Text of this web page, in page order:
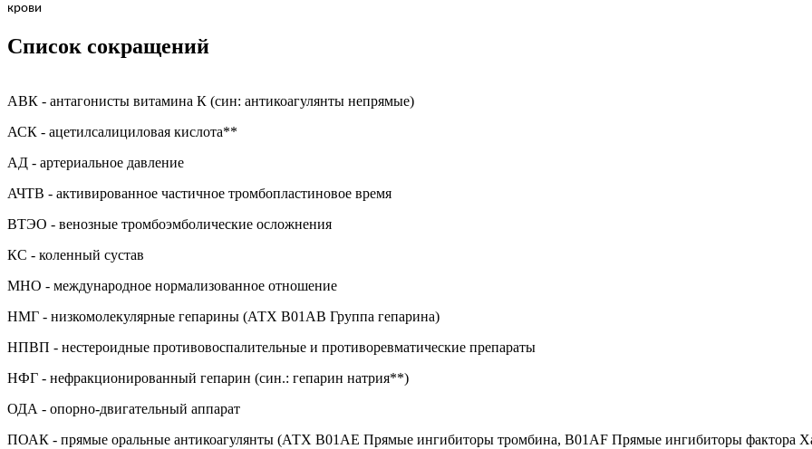
крови
Список сокращений
АВК - антагонисты витамина К (син: антикоагулянты непрямые)
АСК - ацетилсалициловая кислота**
АД - артериальное давление
АЧТВ - активированное частичное тромбопластиновое время
ВТЭО - венозные тромбоэмболические осложнения
КС - коленный сустав
МНО - международное нормализованное отношение
НМГ - низкомолекулярные гепарины (АТХ B01AB Группа гепарина)
НПВП - нестероидные противовоспалительные и противоревматические препараты
НФГ - нефракционированный гепарин (син.: гепарин натрия**)
ОДА - опорно-двигательный аппарат
ПОАК - прямые оральные антикоагулянты (АТХ B01AE Прямые ингибиторы тромбина, B01AF Прямые ингибиторы фактора